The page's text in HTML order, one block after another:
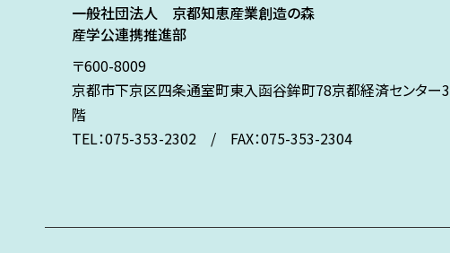
一般社団法人 京都知恵産業創造の森
産学公連携推進部
〒600-8009
京都市下京区四条通室町東入函谷鉾町78京都経済センター3
階
TEL：075-353-2302 / FAX：075-353-2304